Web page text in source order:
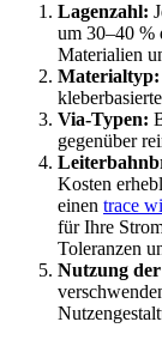
Lagenzahl:
um 30–40 %
Materialien
Materialtyp:
Via-Typen:
gegenüber
Kosten
einen trace
für Ihre
Toleranzen
Nutzung